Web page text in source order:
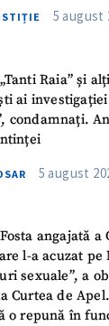
5 august
„Tanti Raia” și
ai
condamnați.
5 august
Fosta angajată a
l-a acuzat
sexuale”, a
Curtea de
o repună în